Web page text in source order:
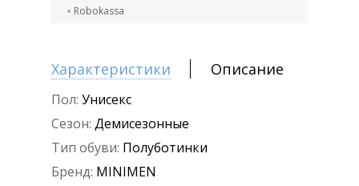
Robokassa
Характеристики Описание
Пол: Унисекс
Сезон: Демисезонные
Тип обуви: Полуботинки
Бренд: MINIMEN